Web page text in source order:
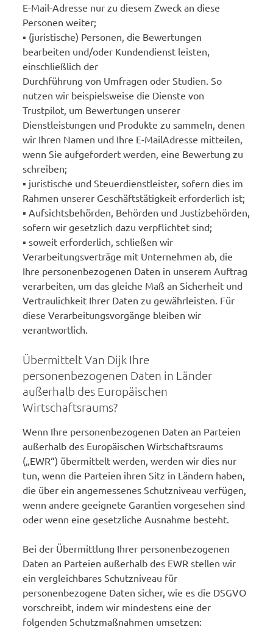
E-Mail-Adresse nur zu diesem Zweck an diese
Personen weiter;
▪ (juristische) Personen, die Bewertungen
bearbeiten und/oder Kundendienst leisten,
einschließlich der
Durchführung von Umfragen oder Studien. So
nutzen wir beispielsweise die Dienste von
Trustpilot, um Bewertungen unserer
Dienstleistungen und Produkte zu sammeln, denen
wir Ihren Namen und Ihre E-MailAdresse mitteilen,
wenn Sie aufgefordert werden, eine Bewertung zu
schreiben;
▪ juristische und Steuerdienstleister, sofern dies im
Rahmen unserer Geschäftstätigkeit erforderlich ist;
▪ Aufsichtsbehörden, Behörden und Justizbehörden,
sofern wir gesetzlich dazu verpflichtet sind;
▪ soweit erforderlich, schließen wir
Verarbeitungsverträge mit Unternehmen ab, die
Ihre personenbezogenen Daten in unserem Auftrag
verarbeiten, um das gleiche Maß an Sicherheit und
Vertraulichkeit Ihrer Daten zu gewährleisten. Für
diese Verarbeitungsvorgänge bleiben wir
verantwortlich.
Übermittelt Van Dijk Ihre
personenbezogenen Daten in Länder
außerhalb des Europäischen
Wirtschaftsraums?
Wenn Ihre personenbezogenen Daten an Parteien
außerhalb des Europäischen Wirtschaftsraums
(„EWR“) übermittelt werden, werden wir dies nur
tun, wenn die Parteien ihren Sitz in Ländern haben,
die über ein angemessenes Schutzniveau verfügen,
wenn andere geeignete Garantien vorgesehen sind
oder wenn eine gesetzliche Ausnahme besteht.
Bei der Übermittlung Ihrer personenbezogenen
Daten an Parteien außerhalb des EWR stellen wir
ein vergleichbares Schutzniveau für
personenbezogene Daten sicher, wie es die DSGVO
vorschreibt, indem wir mindestens eine der
folgenden Schutzmaßnahmen umsetzen: